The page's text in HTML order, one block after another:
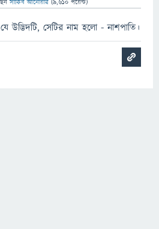
সাকিব আনোয়ার (9,610 পয়েন্ট)
সেটির নাম হলো - নাশপাতি।